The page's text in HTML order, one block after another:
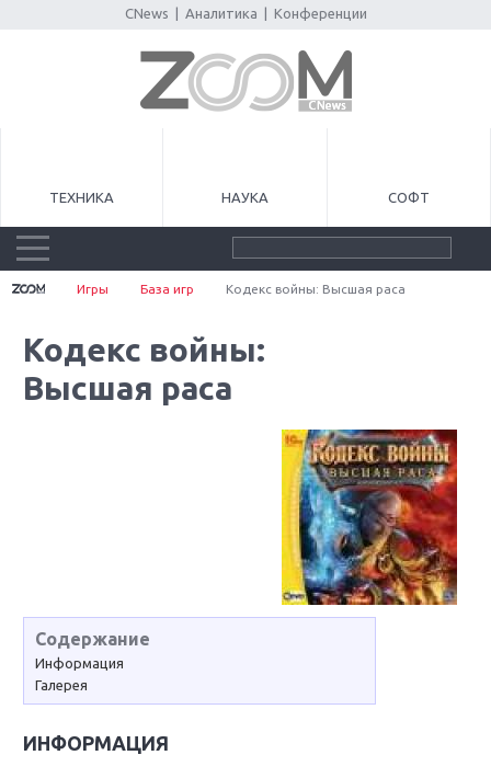
CNews Аналитика Конференции
ТЕХНИКА НАУКА СОФТ
Игры База игр Кодекс войны: Высшая раса
Кодекс войны:
Высшая раса
Содержание
Информация
Галерея
ИНФОРМАЦИЯ